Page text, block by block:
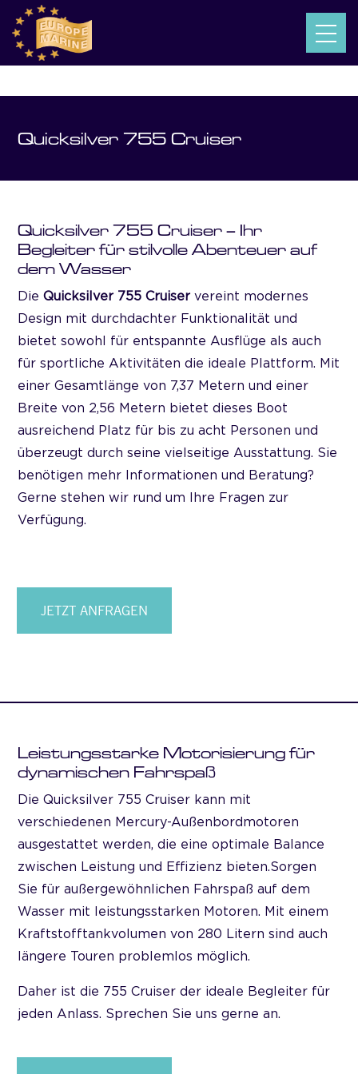
Quicksilver 755 Cruiser
Quicksilver 755 Cruiser – Ihr
Begleiter für stilvolle Abenteuer auf
dem Wasser
DieQuicksilver 755 Cruiser vereint modernes
Design mit durchdachter Funktionalität und
bietet sowohl für entspannte Ausflüge als auch
für sportliche Aktivitäten die ideale Plattform. Mit
einer Gesamtlänge von 7,37 Metern und einer
Breite von 2,56 Metern bietet dieses Boot
ausreichend Platz für bis zu acht Personen und
überzeugt durch seine vielseitige Ausstattung. Sie
benötigen mehr Informationen und Beratung?
Gerne stehen wir rund um Ihre Fragen zur
Verfügung.
JETZT ANFRAGEN
Leistungsstarke Motorisierung für
dynamischen Fahrspaß
Die Quicksilver 755 Cruiser kann mit
verschiedenen Mercury-Außenbordmotoren
ausgestattet werden, die eine optimale Balance
zwischen Leistung und Effizienz bieten.Sorgen
Sie für außergewöhnlichen Fahrspaß auf dem
Wasser mit leistungsstarken Motoren. Mit einem
Kraftstofftankvolumen von 280 Litern sind auch
längere Touren problemlos möglich.
Daher ist die 755 Cruiser der ideale Begleiter für
jeden Anlass. Sprechen Sie uns gerne an.